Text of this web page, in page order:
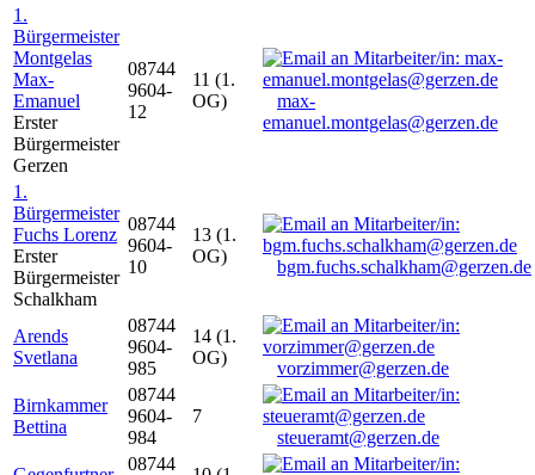
1.
Bürgermeister
Montgelas
Max-
Emanuel
Erster
Bürgermeister
Gerzen
08744
9604-
12
11 (1.
OG)
max-
emanuel.montgelas@gerzen.de
1.
Bürgermeister
Fuchs Lorenz
Erster
Bürgermeister
Schalkham
08744
9604-
10
13 (1.
OG)
bgm.fuchs.schalkham@gerzen.de
Arends
Svetlana
08744
9604-
985
14 (1.
OG)
vorzimmer@gerzen.de
Birnkammer
Bettina
08744
9604-
984
7
steueramt@gerzen.de
08744